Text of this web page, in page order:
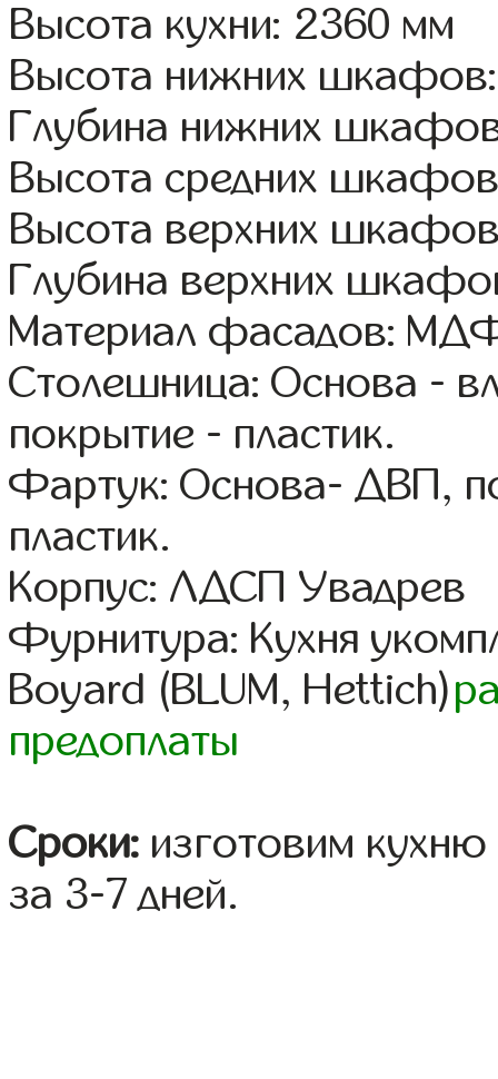
Высота кухни: 2360 мм
Высота нижних
Глубина нижних
Высота средних
Высота верхних
Глубина верхних
Материал фасадов:
Столешница: Основа -
покрытие - пластик.
Фартук: Основа- ДВП,
пластик.
Корпус: ЛДСП Увадрев
Фурнитура: Кухня
Boyard (BLUM, Hettich)
предоплаты
Сроки: изготовим
за 3-7 дней.